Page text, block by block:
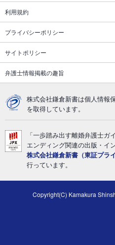
利用規約
プライバシーポリシー
サイトポリシー
弁護士情報掲載の趣旨
株式会社鎌倉新書は個人情報
を取得しています。
「一歩踏み出す離婚弁護士
エンディング関連の出版・イ
株式会社鎌倉新書（東証プラ
行っています。
Copyright(C) Kamakura